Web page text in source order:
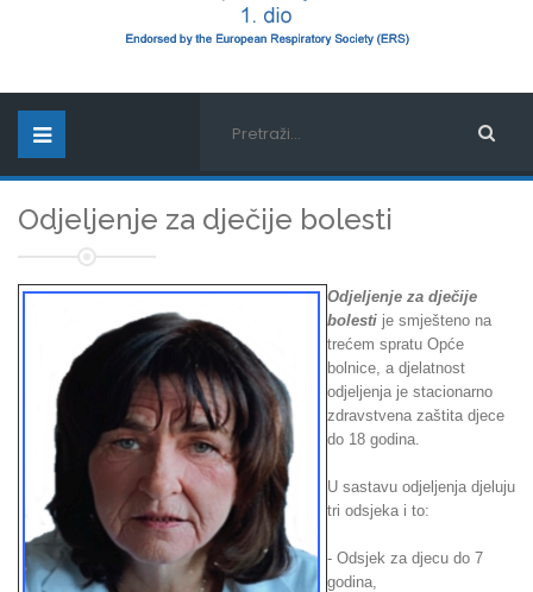
Odjeljenje za dječije bolesti
Odjeljenje za dječije
bolesti je smješteno na
trećem spratu Opće
bolnice, a djelatnost
odjeljenja je stacionarno
zdravstvena zaštita djece
do 18 godina.
U sastavu odjeljenja djeluju
tri odsjeka i to:
- Odsjek za djecu do 7
godina,